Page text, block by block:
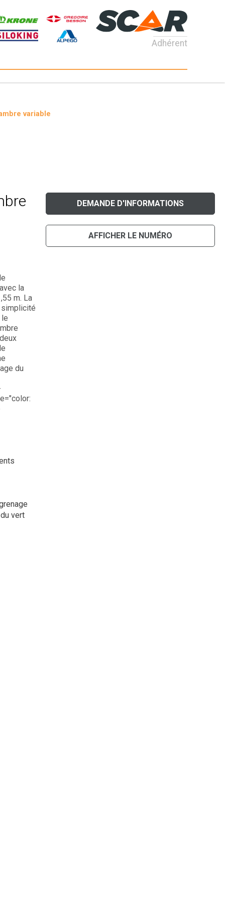
Adhérent
variable
vert
la
m. La
simplicité
du
DEMANDE D'INFORMATIONS
AFFICHER LE NUMÉRO